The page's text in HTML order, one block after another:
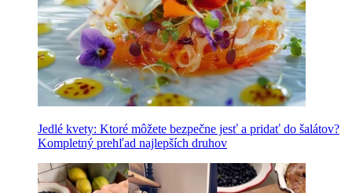
Jedlé kvety: Ktoré môžete bezpečne jesť a pridať do šalátov?
Kompletný prehľad najlepších druhov